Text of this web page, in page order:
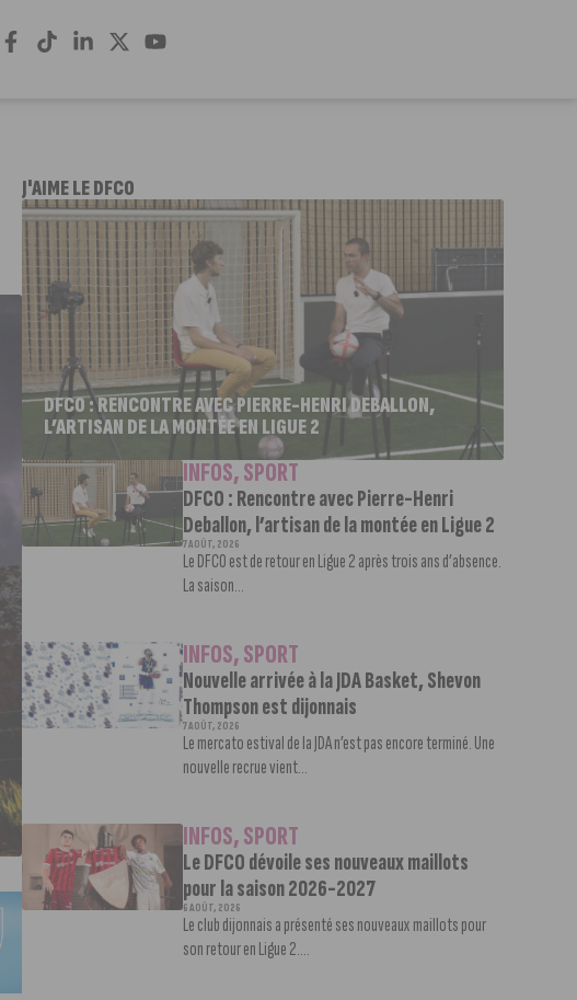
J'AIME LE DFCO
DFCO : RENCONTRE AVEC PIERRE-HENRI DEBALLON,
L’ARTISAN DE LA MONTÉE EN LIGUE 2
INFOS,SPORT
DFCO : Rencontre avec Pierre-Henri
Deballon, l’artisan de la montée en Ligue 2
7 AOÛT, 2026
Le DFCO est de retour en Ligue 2 après trois ans d’absence.
La saison...
INFOS,SPORT
Nouvelle arrivée à la JDA Basket, Shevon
Thompson est dijonnais
7 AOÛT, 2026
Le mercato estival de la JDA n’est pas encore terminé. Une
nouvelle recrue vient...
INFOS,SPORT
Le DFCO dévoile ses nouveaux maillots
pour la saison 2026-2027
6 AOÛT, 2026
Le club dijonnais a présenté ses nouveaux maillots pour
son retour en Ligue 2....